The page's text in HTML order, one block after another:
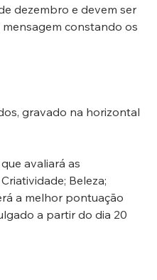
dezembro e devem ser
constando os
avaliará as
Beleza;
a melhor pontuação
a partir do dia 20